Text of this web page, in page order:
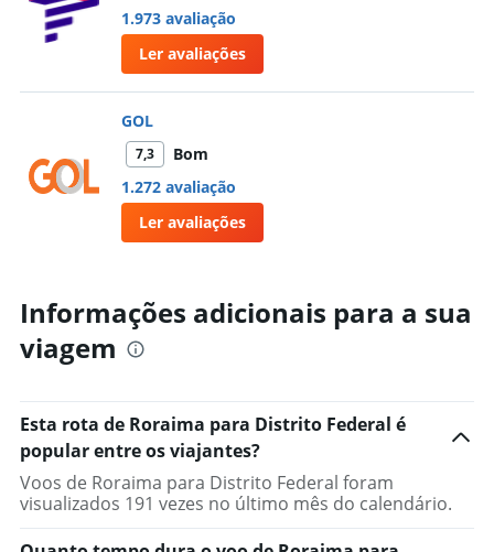
1.973 avaliação
Ler avaliações
GOL
7,3
Bom
1.272 avaliação
Ler avaliações
Informações adicionais para a sua
viagem
Esta rota de Roraima para Distrito Federal é
popular entre os viajantes?
Voos de Roraima para Distrito Federal foram
visualizados 191 vezes no último mês do calendário.